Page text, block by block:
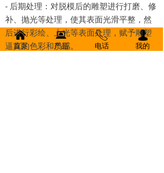
- 后期处理：对脱模后的雕塑进行打磨、修
补、抛光等处理，使其表面光滑平整，然
后进行彩绘、上光等表面处理，赋予雕塑
逼真的色彩和质感。
낀
首页
뀵
产品
ꂅ
电话
넙
我的